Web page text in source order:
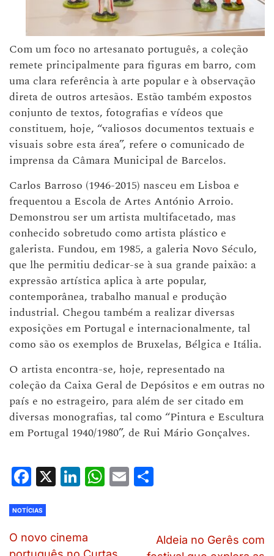
Com um foco no artesanato português, a coleção
remete principalmente para figuras em barro, com
uma clara referência à arte popular e à observação
direta de outros artesãos. Estão também expostos
conjunto de textos, fotografias e vídeos que
constituem, hoje, “valiosos documentos textuais e
visuais sobre esta área”, refere o comunicado de
imprensa da Câmara Municipal de Barcelos.
Carlos Barroso (1946-2015) nasceu em Lisboa e
frequentou a Escola de Artes António Arroio.
Demonstrou ser um artista multifacetado, mas
conhecido sobretudo como artista plástico e
galerista. Fundou, em 1985, a galeria Novo Século,
que lhe permitiu dedicar-se à sua grande paixão: a
expressão artística aplica à arte popular,
contemporânea, trabalho manual e produção
industrial. Chegou também a realizar diversas
exposições em Portugal e internacionalmente, tal
como são os exemplos de Bruxelas, Bélgica e Itália.
O artista encontra-se, hoje, representado na
coleção da Caixa Geral de Depósitos e em outras no
país e no estrageiro, para além de ser citado em
diversas monografias, tal como “Pintura e Escultura
em Portugal 1940/1980”, de Rui Mário Gonçalves.
Facebook
X LinkedIn
WhatsApp
Email
NOTÍCIAS
O novo cinema
Aldeia no Gerês com